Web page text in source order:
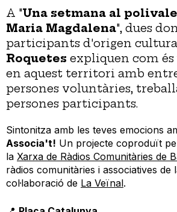
A "Una setmana al
Maria Magdalena", dues
participants d'origen
Roquetes expliquen com
en aquest territori amb
persones voluntàries,
persones participants.
Sintonitza amb les teves emocions
Associa't! Un projecte coproduït
la Xarxa de Ràdios Comunitàries de
ràdios comunitàries i associatives de
col·laboració de La Veïnal.